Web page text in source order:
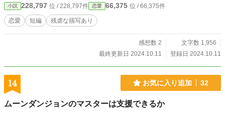
小説 228,797 位 / 228,797件 恋愛 66,375 位 / 66,375件
恋愛 短編 残虐な描写あり
感想数 2
文字数 1,956
最終更新日 2024.10.11
登録日 2024.10.11
14 お気に入り追加 32
ムーンダンジョンのマスターは支援できるか